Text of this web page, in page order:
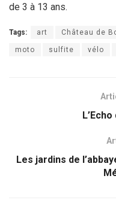
de 3 à 13 ans.
Tags: art Château de
moto sulfite vélo
Les jardins de